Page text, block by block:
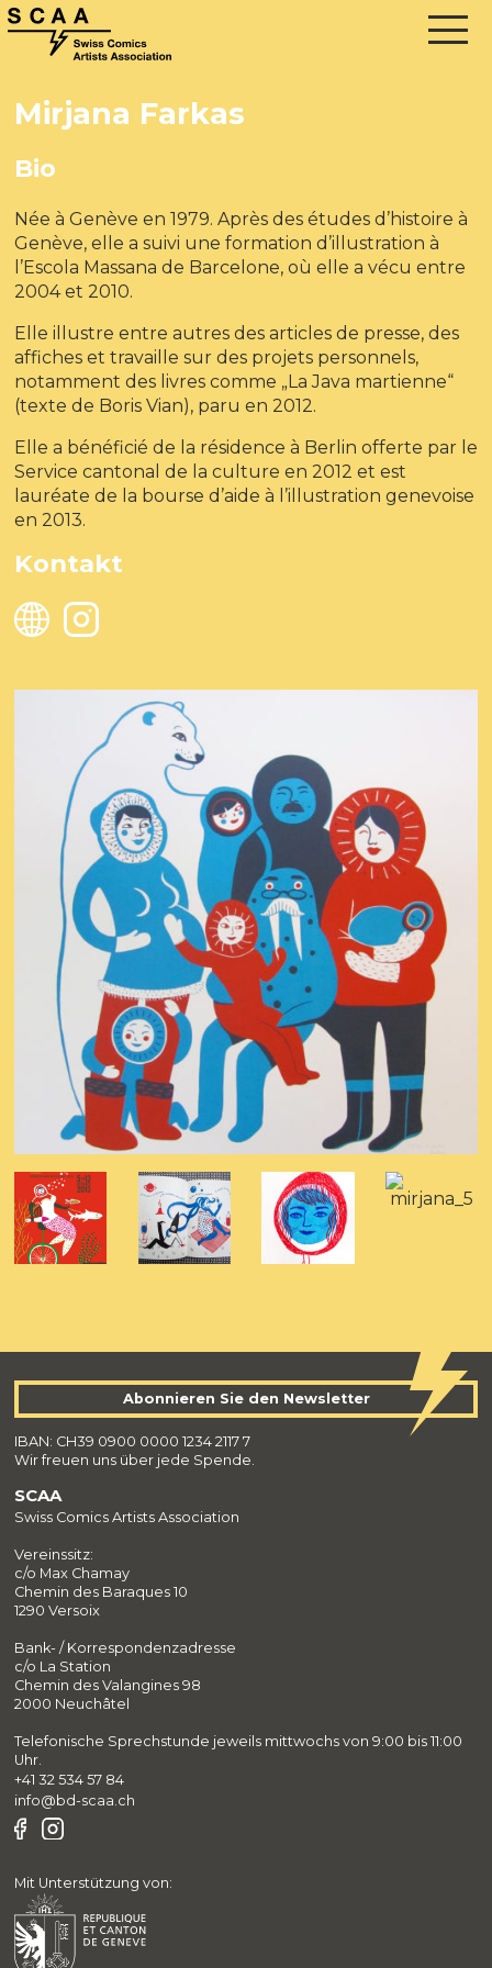
Mirjana Farkas
Bio
Née à Genève en 1979. Après des études d’histoire à
Genève, elle a suivi une formation d’illustration à
l’Escola Massana de Barcelone, où elle a vécu entre
2004 et 2010.
Elle illustre entre autres des articles de presse, des
affiches et travaille sur des projets personnels,
notamment des livres comme „La Java martienne“
(texte de Boris Vian), paru en 2012.
Elle a bénéficié de la résidence à Berlin offerte par le
Service cantonal de la culture en 2012 et est
lauréate de la bourse d’aide à l’illustration genevoise
en 2013.
Kontakt
SCAA
Swiss Comics Artists Association
Vereinssitz:
c/o Max Chamay
Chemin des Baraques 10
1290 Versoix
Bank- / Korrespondenzadresse
c/o La Station
Chemin des Valangines 98
2000 Neuchâtel
Telefonische Sprechstunde jeweils mittwochs von 9:00 bis 11:00
Uhr.
+41 32 534 57 84
info@bd-scaa.ch
Mit Unterstützung von:
Abonnieren Sie den Newsletter
IBAN: CH39 0900 0000 1234 2117 7
Wir freuen uns über jede Spende.